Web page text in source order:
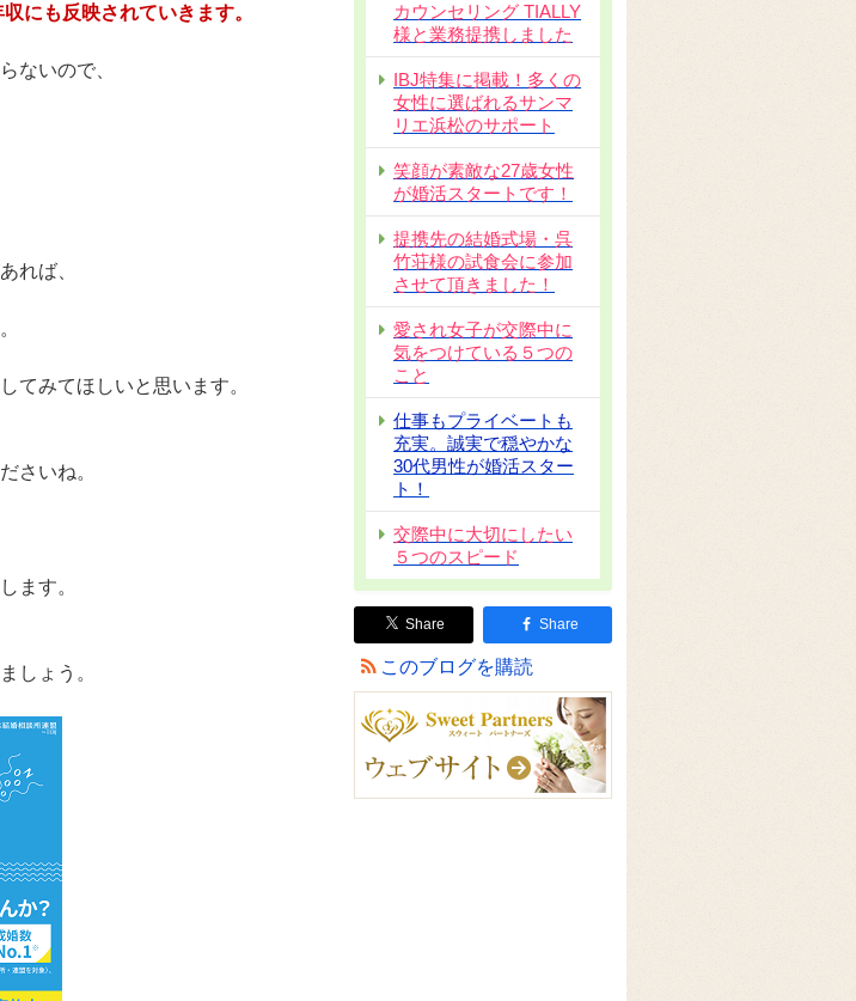
収にも反映されていきます。
ないので、
れば、
てみてほしいと思います。
さいね。
ます。
しょう。
カウンセリング TIALLY
様と業務提携しました
IBJ特集に掲載！多くの
女性に選ばれるサンマ
リエ浜松のサポート
笑顔が素敵な27歳女性
が婚活スタートです！
提携先の結婚式場・呉
竹荘様の試食会に参加
させて頂きました！
愛され女子が交際中に
気をつけている５つの
こと
仕事もプライベートも
充実。誠実で穏やかな
30代男性が婚活スター
ト！
交際中に大切にしたい
５つのスピード
Share Share
このブログを購読